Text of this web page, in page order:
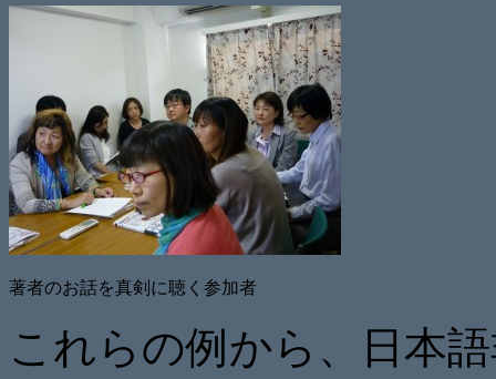
著者のお話を真剣に聴く参加者
これらの例から、日本